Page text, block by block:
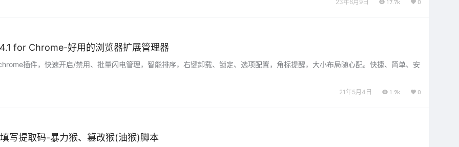
23年6月9日 17.7k 0
for Chrome-好用的浏览器扩展管理器
插件，快速开启/禁用、批量闪电管理，智能排序，右键卸载、锁定、选项配置，角标提醒，大小布局随心配。快捷、简单、安
21年5月4日 1.9k 0
写提取码-暴力猴、篡改猴(油猴)脚本